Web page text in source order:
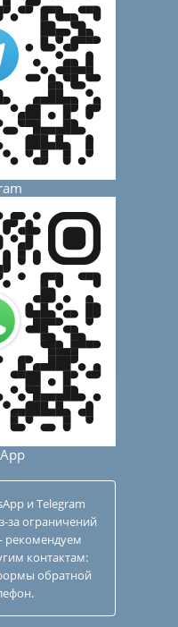
и Telegram
за ограничений
рекомендуем
контактам:
обратной